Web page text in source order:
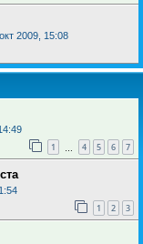
2009, 15:08
1 4 5 6 7
1 2 3